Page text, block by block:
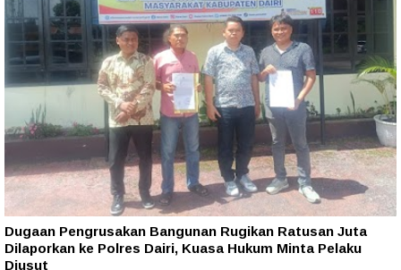
Dugaan Pengrusakan Bangunan Rugikan Ratusan Juta
Dilaporkan ke Polres Dairi, Kuasa Hukum Minta Pelaku
Diusut